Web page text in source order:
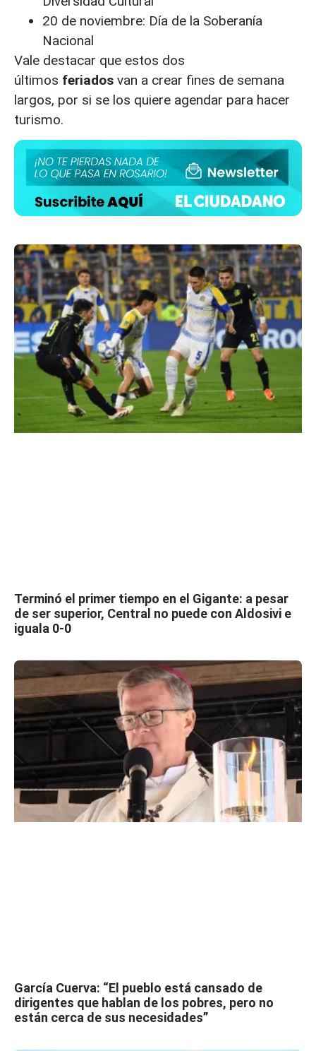
20 de noviembre: Día de la Soberanía
Nacional
Vale destacar que estos dos
últimos feriados van a crear fines de semana
largos, por si se los quiere agendar para hacer
turismo.
Terminó el primer tiempo en el Gigante: a pesar
de ser superior, Central no puede con Aldosivi e
iguala 0-0
García Cuerva: “El pueblo está cansado de
dirigentes que hablan de los pobres, pero no
están cerca de sus necesidades”